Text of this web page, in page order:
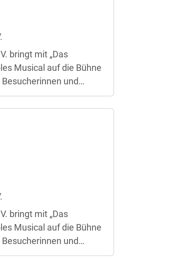
bringt mit „Das
Musical auf die Bühne
und
Aufführung für die
beginnt jeweils eine
bringt mit „Das
Musical auf die Bühne
und
Aufführung für die